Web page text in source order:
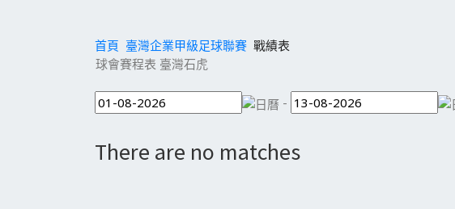
首頁 臺灣企業甲級足球聯賽 戰績表
球會賽程表 臺灣石虎
-
There are no matches